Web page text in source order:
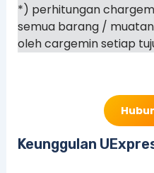
*) perhitungan
semua barang /
oleh cargemin setiap
Keunggulan